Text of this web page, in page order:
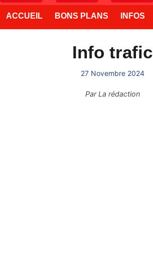
ACCUEIL BONS PLANS INFOS
Info trafic
27 Novembre 2024
ParLa rédaction